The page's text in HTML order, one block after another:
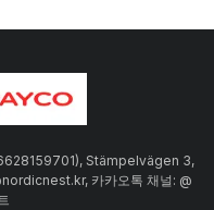
Stämpelvägen 3,
카카오톡 채널: @